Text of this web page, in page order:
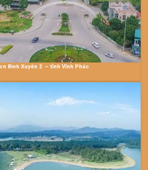
Bình Xuyên 2 – tỉnh Vĩnh Phúc